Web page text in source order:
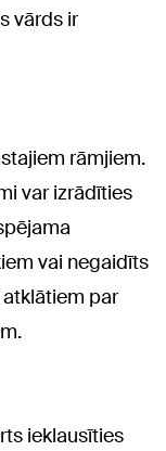
vārds ir
rāmjiem.
var izrādīties
vai negaidīts
par
ieklausīties